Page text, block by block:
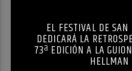
EL FESTIVAL DE
DEDICARÁ LA
73ª EDICIÓN A LA
HELLMAN